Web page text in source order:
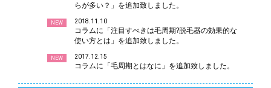
らが多い？」を追加致しました。
NEW 2018.11.10
コラムに「注目すべきは毛周期?脱毛器の効果的な
使い方とは」を追加致しました。
NEW 2017.12.15
コラムに「毛周期とはなに」を追加致しました。